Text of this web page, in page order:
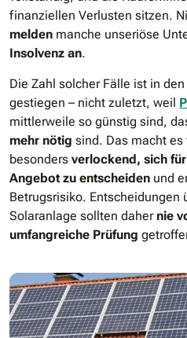
finanziellen Verlusten sitzen.
melden manche unseriöse
Insolvenz an.
Die Zahl solcher Fälle ist in
gestiegen – nicht zuletzt, weil
mittlerweile so günstig sind,
mehr nötig sind. Das macht
besonders verlockend, sich
Angebot zu entscheiden und
Betrugsrisiko. Entscheidungen
Solaranlage sollten daher nie
umfangreiche Prüfung